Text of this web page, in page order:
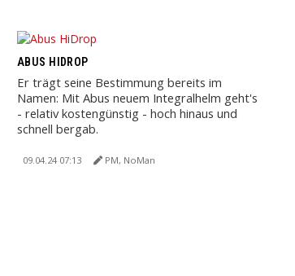
ABUS HIDROP
Er trägt seine Bestimmung bereits im
Namen: Mit Abus neuem Integralhelm geht's
- relativ kostengünstig - hoch hinaus und
schnell bergab.
09.04.24 07:13 PM, NoMan